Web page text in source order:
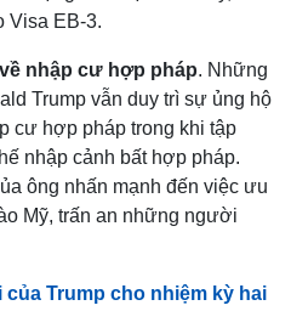
Visa EB-3.
nhập cư hợp pháp. Những
Trump vẫn duy trì sự ủng hộ
cư hợp pháp trong khi tập
nhập cảnh bất hợp pháp.
ông nhấn mạnh đến việc ưu
Mỹ, trấn an những người
của Trump cho nhiệm kỳ hai